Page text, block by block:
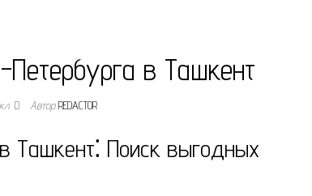
в Ташкент
АвторREDACTOR
Ташкент⁚ Поиск выгодных